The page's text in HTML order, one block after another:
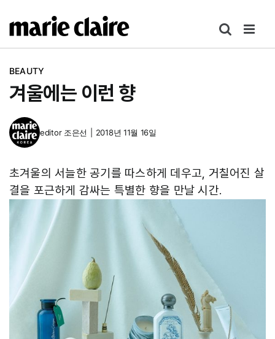
텐
BEAUTY
겨울에는 이런 향
editor 조은선 2018년 11월 16일
초겨울의 서늘한 공기를 따스하게 데우고, 거칠어진 살
결을 포근하게 감싸는 특별한 향을 만날 시간.